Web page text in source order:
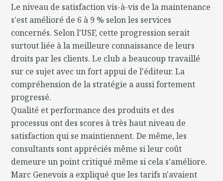
Le niveau de satisfaction vis-à-vis de la maintenance
s'est amélioré de 6 à 9 % selon les services
concernés. Selon l'USF, cette progression serait
surtout liée à la meilleure connaissance de leurs
droits par les clients. Le club a beaucoup travaillé
sur ce sujet avec un fort appui de l'éditeur. La
compréhension de la stratégie a aussi fortement
progressé.
Qualité et performance des produits et des
processus ont des scores à très haut niveau de
satisfaction qui se maintiennent. De même, les
consultants sont appréciés même si leur coût
demeure un point critiqué même si cela s'améliore.
Marc Genevois a expliqué que les tarifs n'avaient